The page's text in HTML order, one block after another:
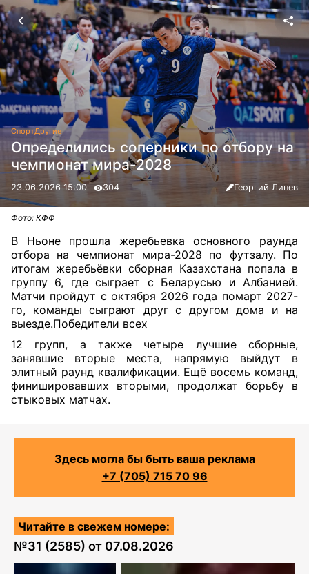
СпортДругие
Определились соперники по отбору на
чемпионат мира-2028
23.06.2026 15:00 304 Георгий Линев
Фото: КФФ
В Ньоне прошла жеребьевка основного раунда
отбора на чемпионат мира-2028 по футзалу. По
итогам жеребьёвки сборная Казахстана попала в
группу 6, где сыграет с Беларусью и Албанией.
Матчи пройдут с октября 2026 года помарт 2027-
го, команды сыграют друг с другом дома и на
выезде.Победители всех
12 групп, а также четыре лучшие сборные,
занявшие вторые места, напрямую выйдут в
элитный раунд квалификации. Ещё восемь команд,
финишировавших вторыми, продолжат борьбу в
стыковых матчах.
Здесь могла бы быть ваша реклама
+7 (705) 715 70 96
Читайте в свежем номере:
№31 (2585) от 07.08.2026